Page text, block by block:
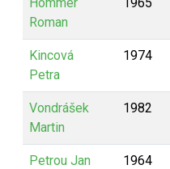
Roman
Kincová
Petra
1974
Vondrášek
Martin
1982
Petrou Jan 1964